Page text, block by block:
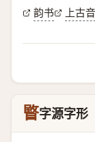
韵书 上古音
睯字源字形